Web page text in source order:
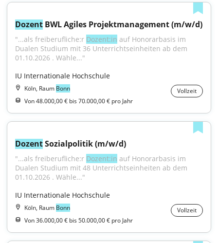
Dozent BWL Agiles Projektmanagement (m/w/d)
"...als freiberufliche:r Dozent:in auf Honorarbasis im
Dualen Studium mit 36 Unterrichtseinheiten ab dem
01.10.2026 . Wähle..."
IU Internationale Hochschule
Köln, Raum Bonn
Vollzeit
Von 48.000,00 € bis 70.000,00 € pro Jahr
Dozent Sozialpolitik (m/w/d)
"...als freiberufliche:r Dozent:in auf Honorarbasis im
Dualen Studium mit 48 Unterrichtseinheiten ab dem
01.10.2026 . Wähle..."
IU Internationale Hochschule
Köln, Raum Bonn
Vollzeit
Von 36.000,00 € bis 50.000,00 € pro Jahr